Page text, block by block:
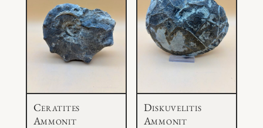
Ceratites
Ammonit
Diskuvelitis
Ammonit